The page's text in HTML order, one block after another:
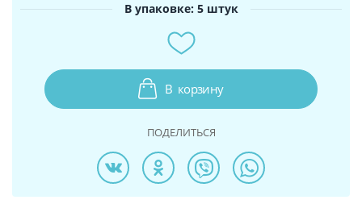
В упаковке: 5 штук
В корзину
ПОДЕЛИТЬСЯ